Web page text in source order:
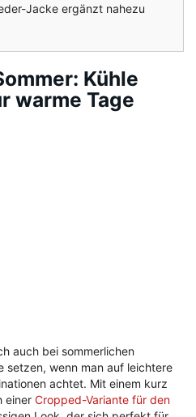
Jacke ergänzt nahezu
Kühle
warme Tage
auch bei sommerlichen
setzen, wenn man auf leichtere
achtet. Mit einem kurz
einer Cropped-Variante für den